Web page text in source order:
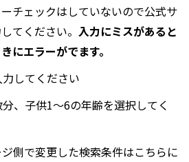
チェックはしていないので公式サ
てください。 入力にミスがあると
にエラーがでます。
してください
、子供1～6の年齢を選択してく
側で変更した検索条件はこちらに